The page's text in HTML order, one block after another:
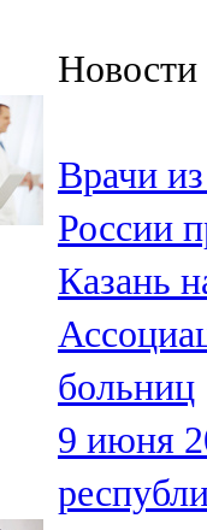
91,5 FM
106,1 FM
Кама
71,51 FM
Кукмара
107,9 FM
102,1 FM
Новости
Врачи
России
Казань
больниц
9 июня